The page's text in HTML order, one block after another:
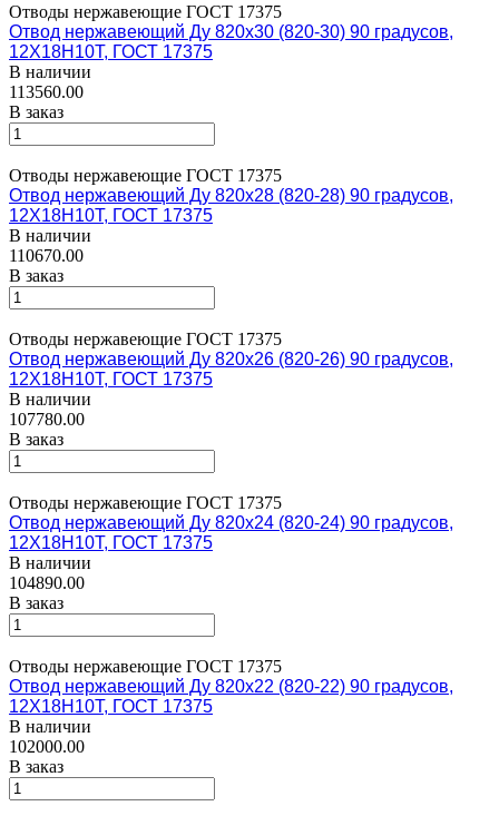
Отводы нержавеющие ГОСТ 17375
Отвод нержавеющий Ду 820х30 (820-30) 90 градусов,
12Х18Н10Т, ГОСТ 17375
В наличии
113560.00
В заказ
Отводы нержавеющие ГОСТ 17375
Отвод нержавеющий Ду 820х28 (820-28) 90 градусов,
12Х18Н10Т, ГОСТ 17375
В наличии
110670.00
В заказ
Отводы нержавеющие ГОСТ 17375
Отвод нержавеющий Ду 820х26 (820-26) 90 градусов,
12Х18Н10Т, ГОСТ 17375
В наличии
107780.00
В заказ
Отводы нержавеющие ГОСТ 17375
Отвод нержавеющий Ду 820х24 (820-24) 90 градусов,
12Х18Н10Т, ГОСТ 17375
В наличии
104890.00
В заказ
Отводы нержавеющие ГОСТ 17375
Отвод нержавеющий Ду 820х22 (820-22) 90 градусов,
12Х18Н10Т, ГОСТ 17375
В наличии
102000.00
В заказ